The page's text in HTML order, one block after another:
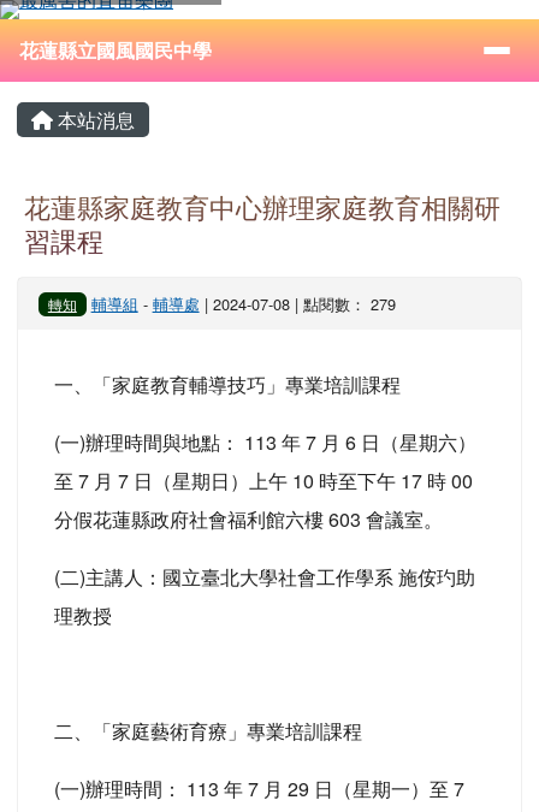
跳至主內容區
花蓮縣立國風國民中學
⏸
導覽列
花蓮縣立國風國民中學
主內容區域
本站消息
花蓮縣家庭教育中心辦理家庭教育相關研
習課程
轉知 輔導組 - 輔導處 | 2024-07-08 | 點閱數： 279
一、「家庭教育輔導技巧」專業培訓課程
(一)辦理時間與地點： 113 年 7 月 6 日（星期六）
至 7 月 7 日（星期日）上午 10 時至下午 17 時 00
分假花蓮縣政府社會福利館六樓 603 會議室。
(二)主講人：國立臺北大學社會工作學系 施侒玓助
理教授
二、「家庭藝術育療」專業培訓課程
(一)辦理時間： 113 年 7 月 29 日（星期一）至 7
頁尾區域